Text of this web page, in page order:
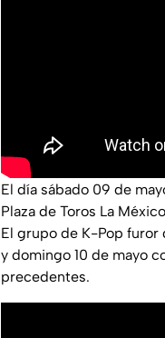
El día sábado 09 de
Plaza de Toros La
El grupo de K-Pop furor
y domingo 10 de mayo
precedentes.